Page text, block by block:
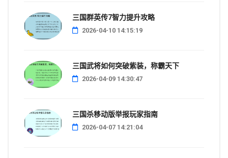
三国群英传7智力提升攻略
2026-04-10 14:15:19
三国武将如何突破紫装，称霸天下
2026-04-09 14:30:47
三国杀移动版举报玩家指南
2026-04-07 14:21:04